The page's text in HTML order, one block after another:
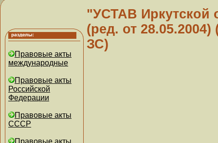
Правовые акты
международные
Правовые акты
Российской
Федерации
Правовые акты
СССР
Правовые акты
"УСТАВ Иркутской
(ред. от
ЗС)